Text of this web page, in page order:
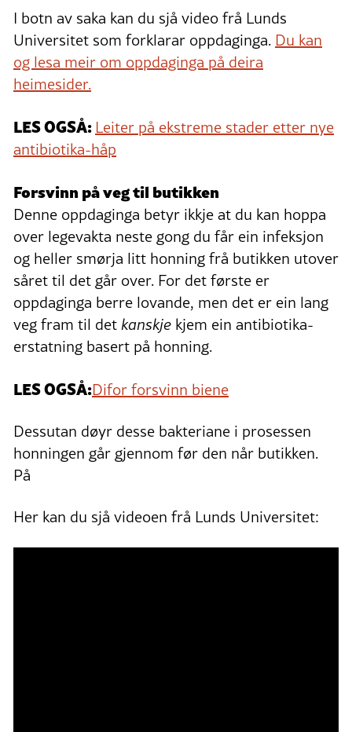
I botn av saka kan du sjå video frå Lunds
Universitet som forklarar oppdaginga. Du kan
og lesa meir om oppdaginga på deira
heimesider.
LES OGSÅ: Leiter på ekstreme stader etter nye
antibiotika-håp
Forsvinn på veg til butikken
Denne oppdaginga betyr ikkje at du kan hoppa
over legevakta neste gong du får ein infeksjon
og heller smørja litt honning frå butikken utover
såret til det går over. For det første er
oppdaginga berre lovande, men det er ein lang
veg fram til detkanskje kjem ein antibiotika-
erstatning basert på honning.
LES OGSÅ:Difor forsvinn biene
Dessutan døyr desse bakteriane i prosessen
honningen går gjennom før den når butikken.
På
Her kan du sjå videoen frå Lunds Universitet: